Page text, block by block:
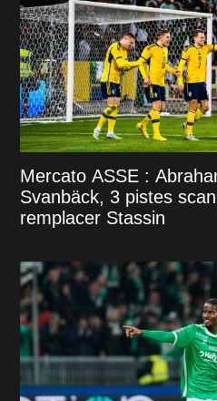
Mercato ASSE :
Svanbäck, 3 pistes
remplacer Stassin